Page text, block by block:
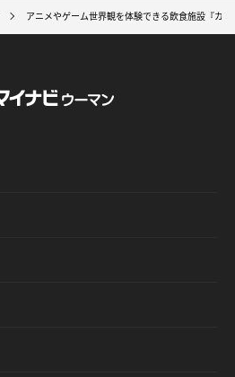
アニメやゲーム世界観を体験できる飲食施設『カ